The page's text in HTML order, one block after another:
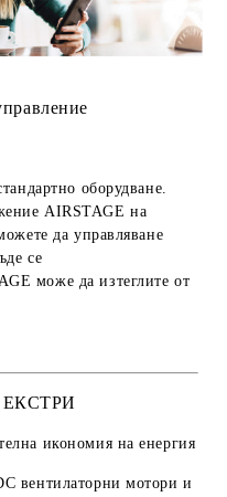
оборудване.
AIRSTAGE на
да управляване
се
може да изтеглите от
икономия на енергия
вентилаторни мотори и